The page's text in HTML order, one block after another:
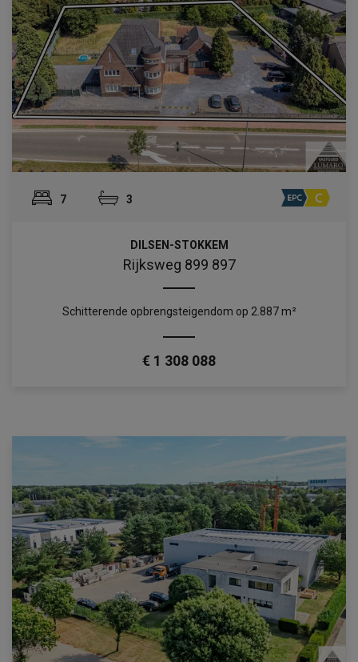
7 3
DILSEN-STOKKEM
Rijksweg 899 897
Schitterende opbrengsteigendom op 2.887 m²
€ 1 308 088